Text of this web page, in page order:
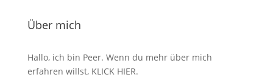
Über mich
Hallo, ich bin Peer. Wenn du mehr über mich
erfahren willst, KLICK HIER.